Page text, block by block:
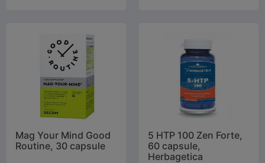
Mag Your Mind Good
Routine, 30 capsule
5 HTP 100 Zen Forte,
60 capsule,
Herbagetica